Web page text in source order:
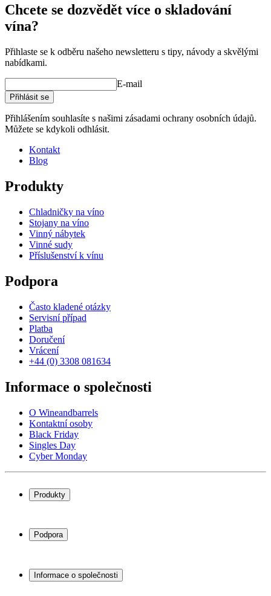
Rozměry (ŠxVxH cm)
Výška (cm)10
Šířka (cm)10
Hloubka (cm)
product extension
Chcete se dozvědět více o skladování
vína?
Přihlaste se k odběru našeho newsletteru s tipy, návody a skvělými
nabídkami.
E-mail
Přihlásit se
Přihlášením souhlasíte s našimi zásadami ochrany osobních údajů.
Můžete se kdykoli odhlásit.
Kontakt
Blog
Produkty
Chladničky na víno
Stojany na víno
Vinný nábytek
Vinné sudy
Příslušenství k vínu
Podpora
Často kladené otázky
Servisní případ
Platba
Doručení
Vrácení
+44 (0) 3308 081634
Informace o společnosti
O Wineandbarrels
Kontaktní osoby
Black Friday
Singles Day
Cyber Monday
Produkty
Stojany na víno
Vinný nábytek
Podpora
Servisní případ
Platba
Informace o společnosti